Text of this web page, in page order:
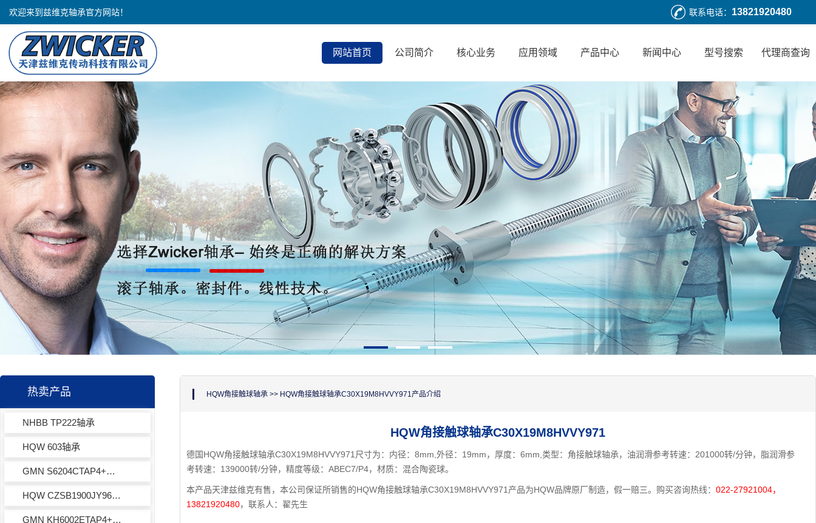
欢迎来到兹维克轴承官方网站！ 联系电话： 13821920480
网站首页 公司简介 核心业务 应用领域 产品中心 新闻中心 型号搜索 代理商查询
热卖产品
NHBB TP222轴承
HQW 603轴承
GMN S6204CTAP4+轴承
HQW CZSB1900JY965轴承
GMN KH6002ETAP4+轴承
HQW角接触球轴承>> HQW角接触球轴承C30X19M8HVVY971产品介绍
HQW角接触球轴承C30X19M8HVVY971
德国HQW角接触球轴承C30X19M8HVVY971尺寸为：内径：8mm,外径：19mm，厚度：6mm,类型：角接触球轴承，油润滑参考转速：201000转/分钟，脂润滑参
考转速：139000转/分钟，精度等级：ABEC7/P4，材质：混合陶瓷球。
本产品天津兹维克有售，本公司保证所销售的HQW角接触球轴承C30X19M8HVVY971产品为HQW品牌原厂制造，假一赔三。购买咨询热线：022-27921004，
13821920480，联系人：翟先生